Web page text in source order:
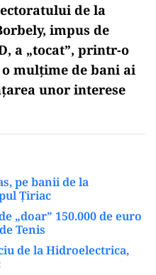
de la
impus de
a „tocat”, printr-o
mulțime de bani ai
unor interese
pe banii de la
Țiriac
„doar” 150.000 de euro
Tenis
de la Hidroelectrica,